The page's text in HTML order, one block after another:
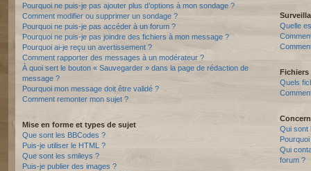
Pourquoi ne puis-je pas ajouter plus d’options à mon sondage ?
Comment modifier ou supprimer un sondage ?
Pourquoi ne puis-je pas accéder à un forum ?
Pourquoi ne puis-je pas joindre des fichiers à mon message ?
Pourquoi ai-je reçu un avertissement ?
Comment rapporter des messages à un modérateur ?
À quoi sert le bouton « Sauvegarder » dans la page de rédaction de
message ?
Pourquoi mon message doit être validé ?
Comment remonter mon sujet ?
Mise en forme et types de sujet
Que sont les BBCodes ?
Puis-je utiliser le HTML ?
Que sont les smileys ?
Puis-je publier des images ?
Quelle
Quels
Qui sont
Qui
forum ?